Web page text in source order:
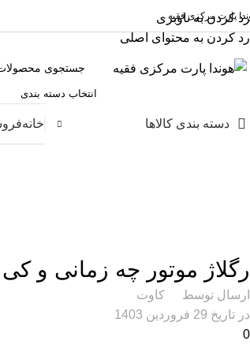
رد کردن به ناوبری
رد کردن به محتوای اصلی
پارت مرکزی فقیه
انتخاب دسته بندی
دسته بندی کالاها خانه
رگلاژ موتور چه زمانی و
ارسال توسط
کاوت
در تاریخ 29 فروردین 1403
0